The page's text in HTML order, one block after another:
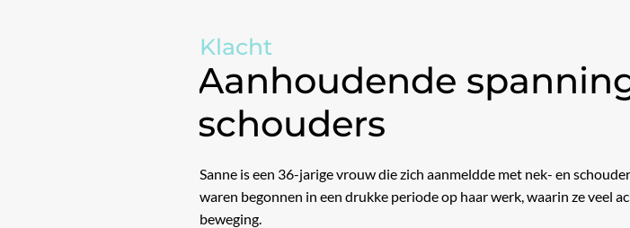
Klacht
Aanhoudende
schouders
Sanne is een 36-jarige vrouw die zich aanmeldde met nek- en
waren begonnen in een drukke periode op haar werk, waarin ze veel
beweging.